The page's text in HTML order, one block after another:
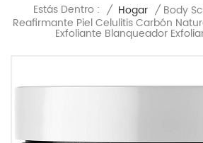
Estás Dentro : / Hogar / Body
Reafirmante Piel Celulitis Carbón
Exfoliante Blanqueador